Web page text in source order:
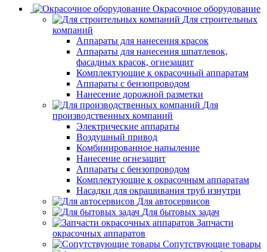
Окрасочное оборудование
Для строительных
компаний
Аппараты для нанесения красок
Аппараты для нанесения шпатлевок,
фасадных красок, огнезащит
Комплектующие к окрасочный аппаратам
Аппараты с бензопроводом
Нанесение дорожной разметки
Для
производственных компаний
Электрические аппараты
Воздушный привод
Комбинированное напыление
Нанесение огнезащит
Аппараты с бензопроводом
Комплектующие к окрасочным аппаратам
Насадки для окрашивания труб изнутри
Для автосервисов
Для бытовых задач
Запчасти
окрасочных аппаратов
Сопутствующие товары